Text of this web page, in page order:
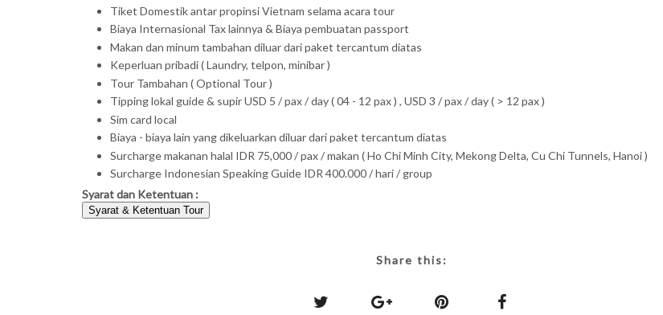
Tiket Domestik antar propinsi Vietnam selama acara tour
Biaya Internasional Tax lainnya & Biaya pembuatan passport
Makan dan minum tambahan diluar dari paket tercantum diatas
Keperluan pribadi ( Laundry, telpon, minibar )
Tour Tambahan ( Optional Tour )
Tipping lokal guide & supir USD 5 / pax / day ( 04 - 12 pax ) , USD 3 / pax / day ( > 12 pax )
Sim card local
Biaya - biaya lain yang dikeluarkan diluar dari paket tercantum diatas
Surcharge makanan halal IDR 75,000 / pax / makan ( Ho Chi Minh City, Mekong Delta, Cu Chi Tunnels, Hanoi )
Surcharge Indonesian Speaking Guide IDR 400.000 / hari / group
Syarat dan Ketentuan :
Syarat & Ketentuan Tour
Share this: